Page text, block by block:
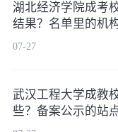
湖北经济学院成考
结果？名单里的机
07-27
武汉工程大学成教
些？备案公示的站